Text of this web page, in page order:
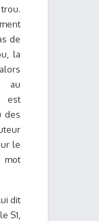
de
la
au
est
des
le
mot
dit
S1,